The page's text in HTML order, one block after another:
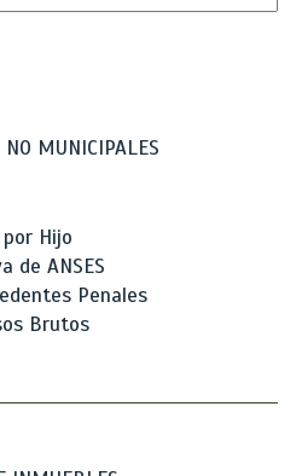
MUNICIPALES
Hijo
de ANSES
Penales
Brutos